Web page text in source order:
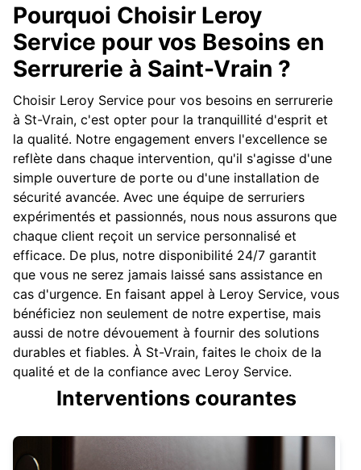
Pourquoi Choisir Leroy
Service pour vos Besoins en
Serrurerie à Saint-Vrain ?
Choisir Leroy Service pour vos besoins en serrurerie
à St-Vrain, c'est opter pour la tranquillité d'esprit et
la qualité. Notre engagement envers l'excellence se
reflète dans chaque intervention, qu'il s'agisse d'une
simple ouverture de porte ou d'une installation de
sécurité avancée. Avec une équipe de serruriers
expérimentés et passionnés, nous nous assurons que
chaque client reçoit un service personnalisé et
efficace. De plus, notre disponibilité 24/7 garantit
que vous ne serez jamais laissé sans assistance en
cas d'urgence. En faisant appel à Leroy Service, vous
bénéficiez non seulement de notre expertise, mais
aussi de notre dévouement à fournir des solutions
durables et fiables. À St-Vrain, faites le choix de la
qualité et de la confiance avec Leroy Service.
Interventions courantes